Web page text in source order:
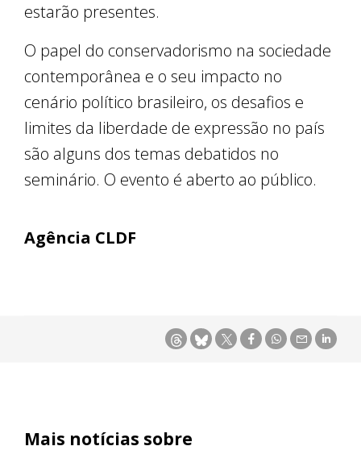
estarão presentes.
O papel do conservadorismo na sociedade
contemporânea e o seu impacto no
cenário político brasileiro, os desafios e
limites da liberdade de expressão no país
são alguns dos temas debatidos no
seminário. O evento é aberto ao público.
Agência CLDF
Mais notícias sobre